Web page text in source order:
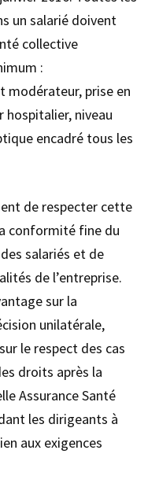
un salarié doivent
collective
:
prise en
niveau
encadré tous les
de respecter cette
conformité fine du
salariés et de
de l’entreprise.
sur la
unilatérale,
le respect des cas
droits après la
Assurance Santé
les dirigeants à
aux exigences